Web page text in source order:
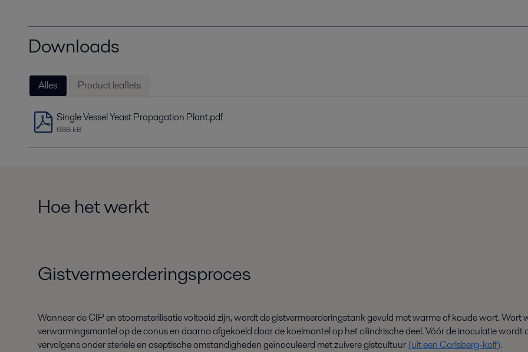
Downloads
Alles Product leaflets
Single Vessel Yeast Propagation Plant.pdf
688 kB
Hoe het werkt
Gistvermeerderingsproces
Wanneer de CIP en stoomsterilisatie voltooid zijn, wordt de gistvermeerderingstank gevuld met warme of koude wort. Wort
verwarmingsmantel op de conus en daarna afgekoeld door de koelmantel op het cilindrische deel. Vóór de inoculatie
vervolgens onder steriele en aseptische omstandigheden geïnoculeerd met zuivere gistcultuur (uit een Carlsberg-kolf).